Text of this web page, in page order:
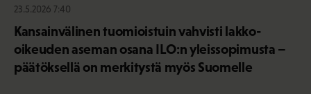
23.5.2026 7:40
Kansainvälinen tuomioistuin vahvisti lakko-
oikeuden aseman osana ILO:n yleissopimusta –
päätöksellä on merkitystä myös Suomelle